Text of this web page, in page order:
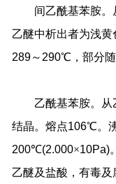
间乙酰基苯胺
乙醚中析出者为浅
289～ 290℃，部分随
乙酰基苯胺。
结晶。熔点106℃。
200℃(2.000×10Pa)
乙醚及盐酸，有毒及